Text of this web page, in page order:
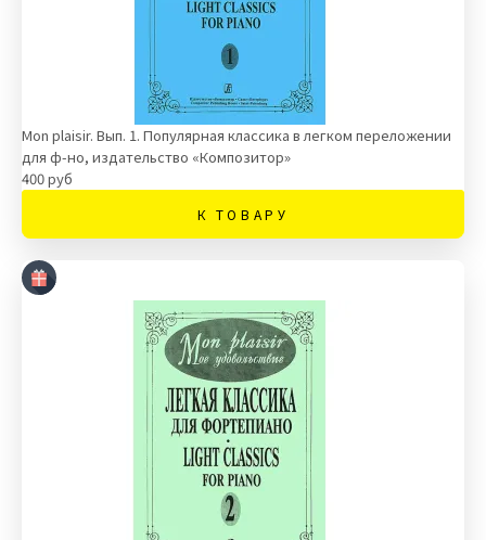
Mon plaisir. Вып. 1. Популярная классика в легком переложении
для ф-но, издательство «Композитор»
400 руб
К ТОВАРУ